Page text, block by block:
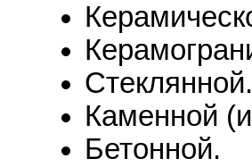
Стеклянной.
Каменной
Бетонной.